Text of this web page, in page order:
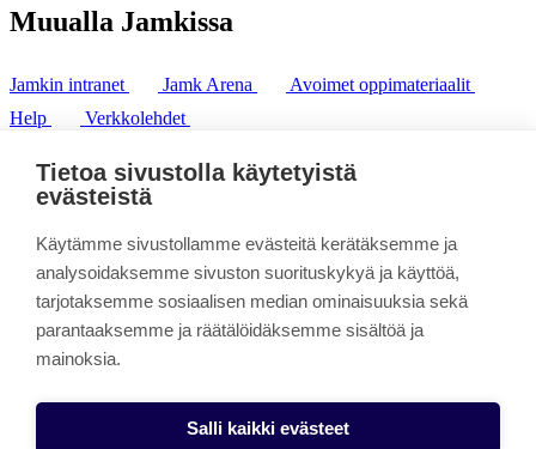
Muualla Jamkissa
Jamkin intranet Jamk Arena
Avoimet oppimateriaalit
Help
Verkkolehdet
puh. +358 20 743 8100
fax. +358 14 449 9694
Tietoa sivustolla käytetyistä
evästeistä
Käytämme sivustollamme evästeitä kerätäksemme ja
analysoidaksemme sivuston suorituskykyä ja käyttöä,
tarjotaksemme sosiaalisen median ominaisuuksia sekä
parantaaksemme ja räätälöidäksemme sisältöä ja
mainoksia.
Salli kaikki evästeet